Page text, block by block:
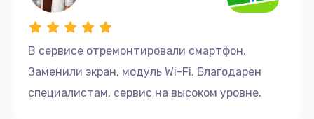
В сервисе отремонтировали смартфон.
Заменили экран, модуль Wi-Fi. Благодарен
специалистам, сервис на высоком уровне.